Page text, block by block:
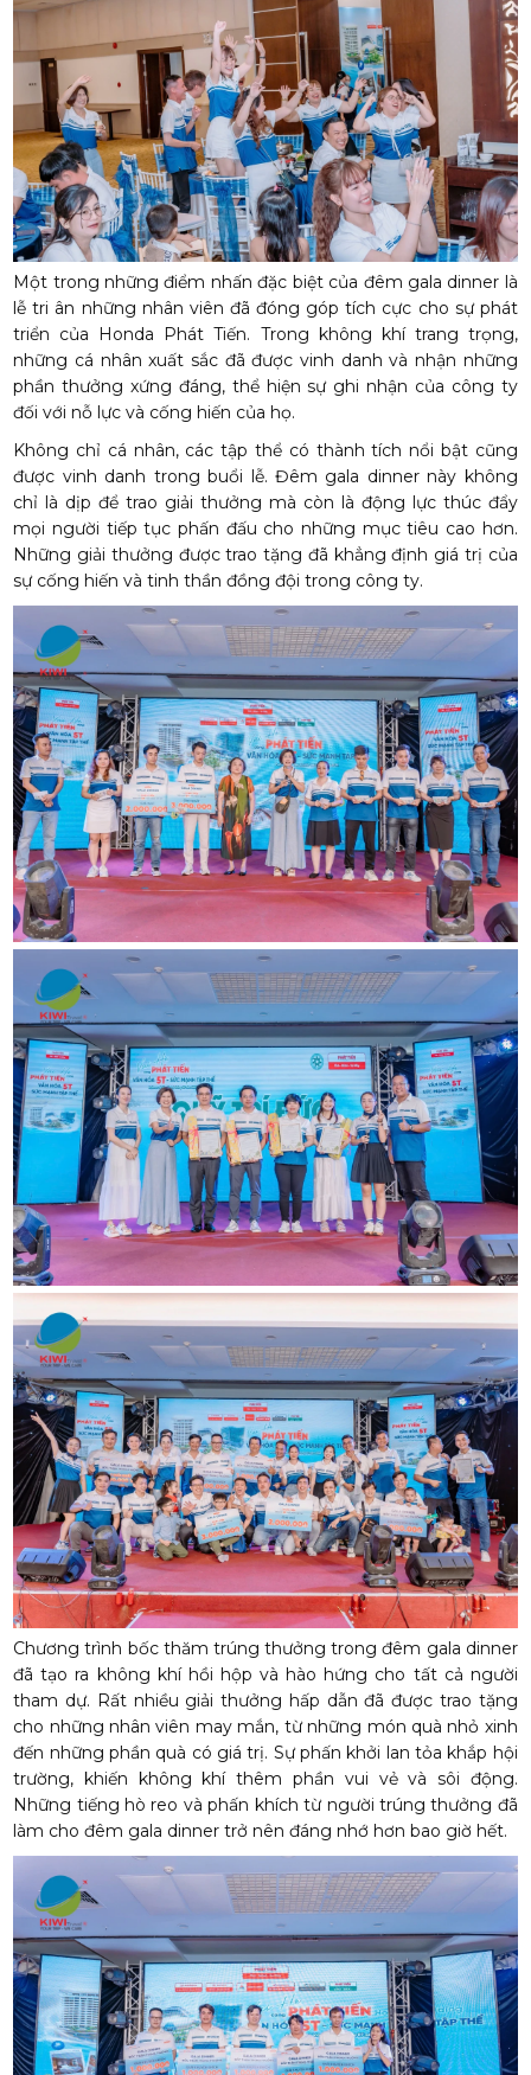
Một trong những điểm nhấn đặc biệt của đêm gala dinner là
lễ tri ân những nhân viên đã đóng góp tích cực cho sự phát
triển của Honda Phát Tiến. Trong không khí trang trọng,
những cá nhân xuất sắc đã được vinh danh và nhận những
phần thưởng xứng đáng, thể hiện sự ghi nhận của công ty
đối với nỗ lực và cống hiến của họ.
Không chỉ cá nhân, các tập thể có thành tích nổi bật cũng
được vinh danh trong buổi lễ. Đêm gala dinner này không
chỉ là dịp để trao giải thưởng mà còn là động lực thúc đẩy
mọi người tiếp tục phấn đấu cho những mục tiêu cao hơn.
Những giải thưởng được trao tặng đã khẳng định giá trị của
sự cống hiến và tinh thần đồng đội trong công ty.
Chương trình bốc thăm trúng thưởng trong đêm gala dinner
đã tạo ra không khí hồi hộp và hào hứng cho tất cả người
tham dự. Rất nhiều giải thưởng hấp dẫn đã được trao tặng
cho những nhân viên may mắn, từ những món quà nhỏ xinh
đến những phần quà có giá trị. Sự phấn khởi lan tỏa khắp hội
trường, khiến không khí thêm phần vui vẻ và sôi động.
Những tiếng hò reo và phấn khích từ người trúng thưởng đã
làm cho đêm gala dinner trở nên đáng nhớ hơn bao giờ hết.